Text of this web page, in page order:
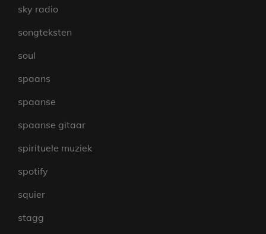
sky radio
songteksten
soul
spaans
spaanse
spaanse gitaar
spirituele muziek
spotify
squier
stagg